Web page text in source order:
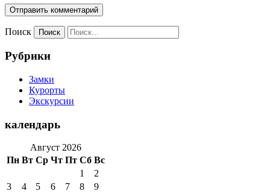
Поиск
Рубрики
Замки
Курорты
Экскурсии
календарь
Август 2026
Пн Вт Ср Чт Пт Сб Вс
1
2
3
4 5 6 7 8
9